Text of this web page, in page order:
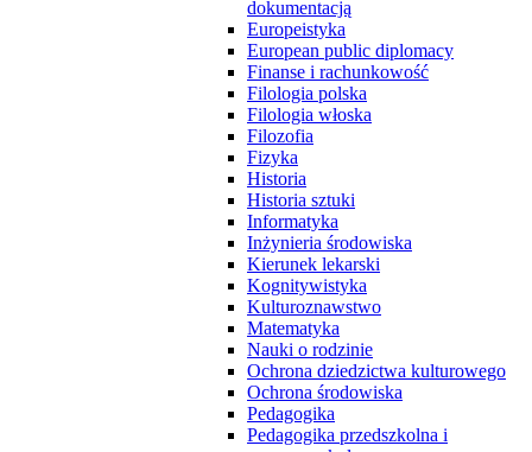
dokumentacją
Europeistyka
European public diplomacy
Finanse i rachunkowość
Filologia polska
Filologia włoska
Filozofia
Fizyka
Historia
Historia sztuki
Informatyka
Inżynieria środowiska
Kierunek lekarski
Kognitywistyka
Kulturoznawstwo
Matematyka
Nauki o rodzinie
Ochrona dziedzictwa kulturowego
Ochrona środowiska
Pedagogika
Pedagogika przedszkolna i